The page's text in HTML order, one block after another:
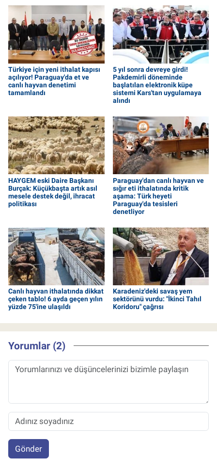
Türkiye için yeni ithalat kapısı
açılıyor! Paraguay'da et ve
canlı hayvan denetimi
tamamlandı
5 yıl sonra devreye girdi!
Pakdemirli döneminde
başlatılan elektronik küpe
sistemi Kars'tan uygulamaya
alındı
HAYGEM eski Daire Başkanı
Burçak: Küçükbaşta artık asıl
mesele destek değil, ihracat
politikası
Paraguay'dan canlı hayvan ve
sığır eti ithalatında kritik
aşama: Türk heyeti
Paraguay'da tesisleri
denetliyor
Canlı hayvan ithalatında dikkat
çeken tablo! 6 ayda geçen yılın
yüzde 75'ine ulaşıldı
Karadeniz'deki savaş yem
sektörünü vurdu: "İkinci Tahıl
Koridoru" çağrısı
Yorumlar (2)
Gönder